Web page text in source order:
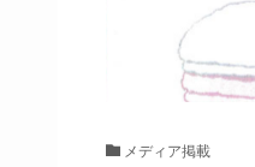
メディア掲載